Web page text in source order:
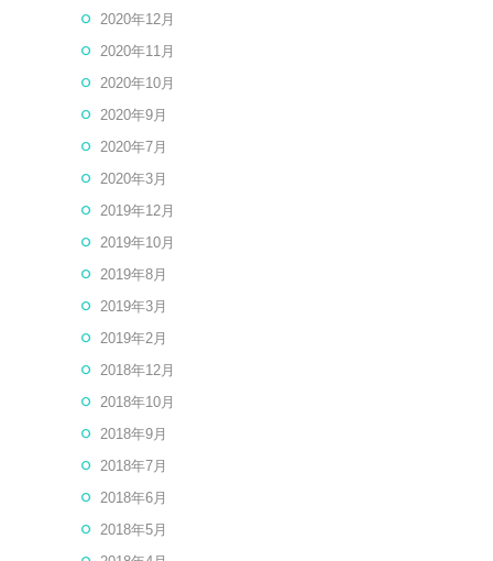
2020年12月
2020年11月
2020年10月
2020年9月
2020年7月
2020年3月
2019年12月
2019年10月
2019年8月
2019年3月
2019年2月
2018年12月
2018年10月
2018年9月
2018年7月
2018年6月
2018年5月